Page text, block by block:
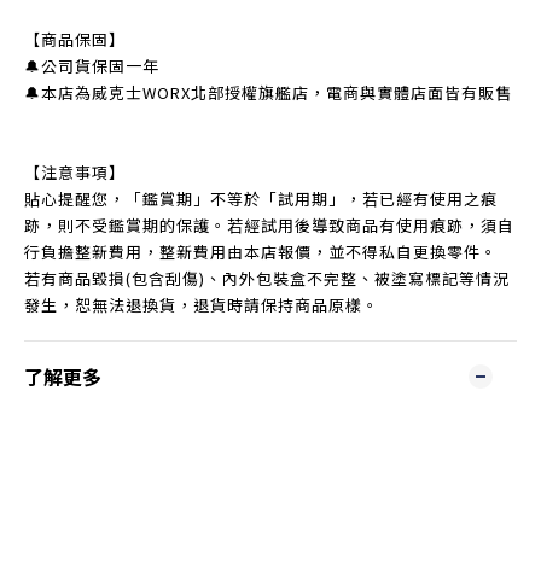
【商品保固】
🔔公司貨保固一年
🔔本店為威克士WORX北部授權旗艦店，電商與實體店面皆有販售
【注意事項】
貼心提醒您，「鑑賞期」不等於「試用期」，若已經有使用之痕
跡，則不受鑑賞期的保護。若經試用後導致商品有使用痕跡，須自
行負擔整新費用，整新費用由本店報價，並不得私自更換零件。
若有商品毀損(包含刮傷)、內外包裝盒不完整、被塗寫標記等情況
發生，恕無法退換貨，退貨時請保持商品原樣。
了解更多